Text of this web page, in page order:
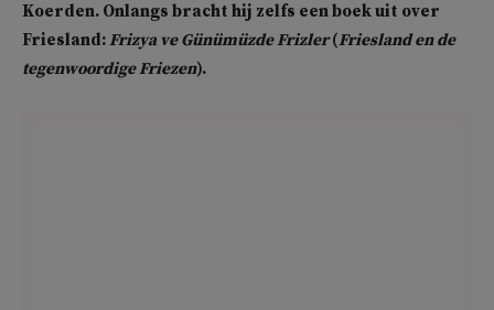
Koerden. Onlangs bracht hij zelfs een boek uit over
Friesland:Frizya ve Günümüzde Frizler(Friesland en de
tegenwoordige Friezen).